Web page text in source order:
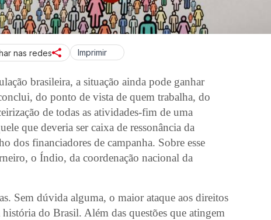
nas redes Imprimir
brasileira, a situação ainda pode ganhar
do ponto de vista de quem trabalha, do
de todas as atividades-fim de uma
que deveria ser caixa de ressonância da
dos financiadores de campanha. Sobre esse
o Índio, da coordenação nacional da
Sem dúvida alguma, o maior ataque aos direitos
do Brasil. Além das questões que atingem